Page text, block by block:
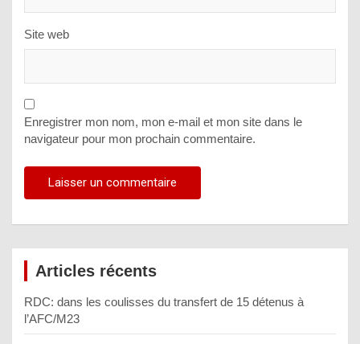
Site web
Enregistrer mon nom, mon e-mail et mon site dans le
navigateur pour mon prochain commentaire.
Articles récents
RDC: dans les coulisses du transfert de 15 détenus à
l’AFC/M23